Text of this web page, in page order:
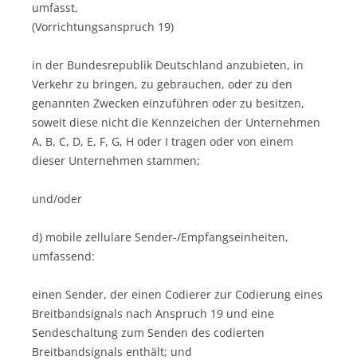
umfasst,
(Vorrichtungsanspruch 19)
in der Bundesrepublik Deutschland anzubieten, in
Verkehr zu bringen, zu gebrauchen, oder zu den
genannten Zwecken einzuführen oder zu besitzen,
soweit diese nicht die Kennzeichen der Unternehmen
A, B, C, D, E, F, G, H oder I tragen oder von einem
dieser Unternehmen stammen;
und/oder
d) mobile zellulare Sender-/Empfangseinheiten,
umfassend:
einen Sender, der einen Codierer zur Codierung eines
Breitbandsignals nach Anspruch 19 und eine
Sendeschaltung zum Senden des codierten
Breitbandsignals enthält; und